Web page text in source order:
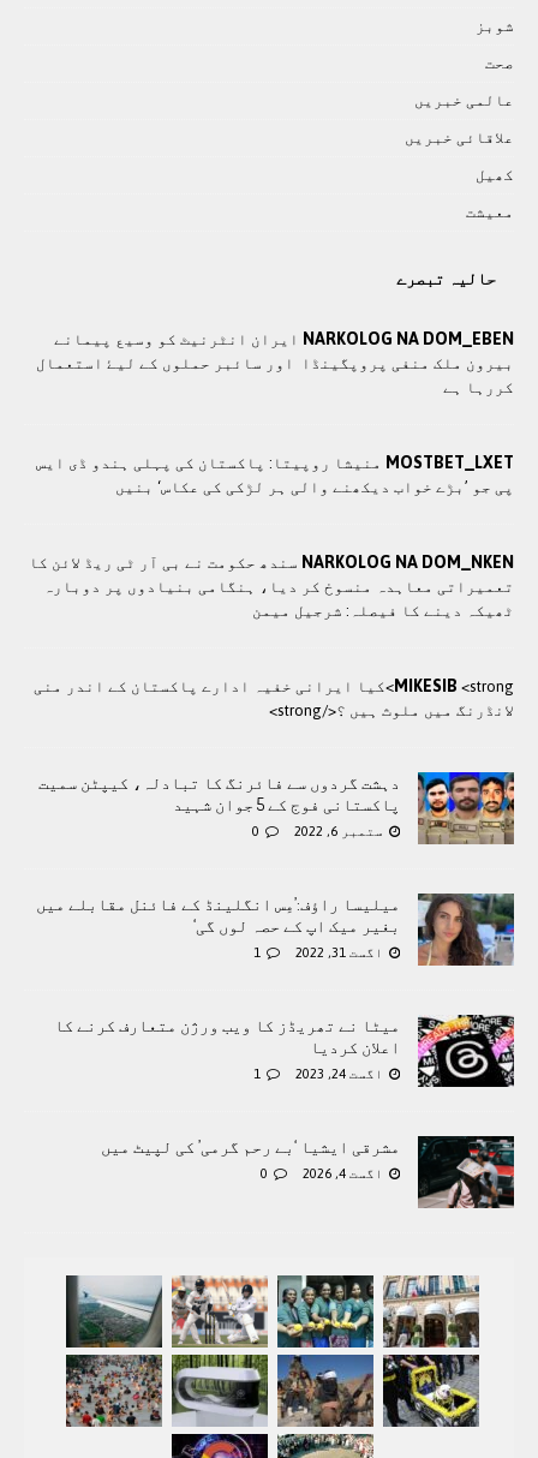
شوبز
صحت
عالمی خبريں
علاقائی خبريں
کھيل
معيشت
حالیہ تبصرے
NARKOLOG NA DOM_EBEN ايران انٹرنيٹ کو وسيع پيمانے
بيرون ملک منفی پروپگينڈا اور سائبر حملوں کے ليۓ استعمال
کررہا ہے
MOSTBET_LXET منیشا روپیتا: پاکستان کی پہلی ہندو ڈی ایس
پی جو ’بڑے خواب دیکھنے والی ہر لڑکی کی عکاس‘ بنیں
NARKOLOG NA DOM_NKEN سندھ حکومت نے بی آر ٹی ریڈ لائن کا
تعمیراتی معاہدہ منسوخ کر دیا، ہنگامی بنیادوں پر دوبارہ
ٹھیکہ دینے کا فیصلہ: شرجیل میمن
MIKESIB<strong>کيا ایرانی خفيہ ادارے پاکستان کے اندر منی
لانڈرنگ ميں ملوث ہيں ؟</strong>
دہشت گردوں سے فائرنگ کا تبادلہ، کیپٹن سمیت
پاکستانی فوج کے 5 جوان شہید
ستمبر 6, 2022 0
میلیسا راؤف:’مِس انگلینڈ کے فائنل مقابلے میں
بغیر میک اپ کے حصہ لوں گی‘
اگست 31, 2022 1
میٹا نے تھریڈز کا ویب ورژن متعارف کرنے کا
اعلان کردیا
اگست 24, 2023 1
مشرقی ایشیا ‘بے رحم گرمی’ کی لپیٹ میں
اگست 4, 2026 0